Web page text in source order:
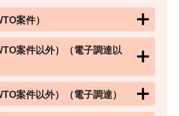
案件）
案件以外）（電子調達以
案件以外）（電子調達）